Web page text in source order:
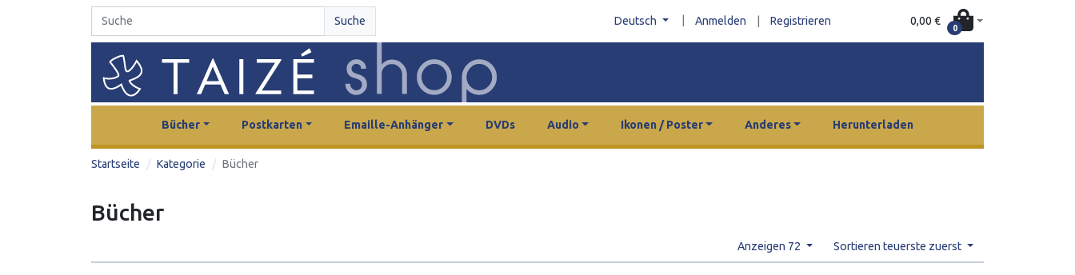
Suche Deutsch Anmelden Registrieren 0,00 €
0
Bücher Postkarten Emaille-Anhänger DVDs Audio Ikonen / Poster Anderes Herunterladen
Startseite Kategorie Bücher
Bücher
Anzeigen 72 Sortieren teuerste zuerst